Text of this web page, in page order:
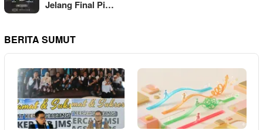
Jelang Final Pi…
BERITA SUMUT